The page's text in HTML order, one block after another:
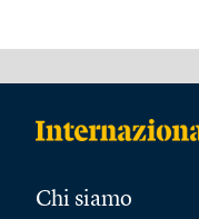
Chi siamo